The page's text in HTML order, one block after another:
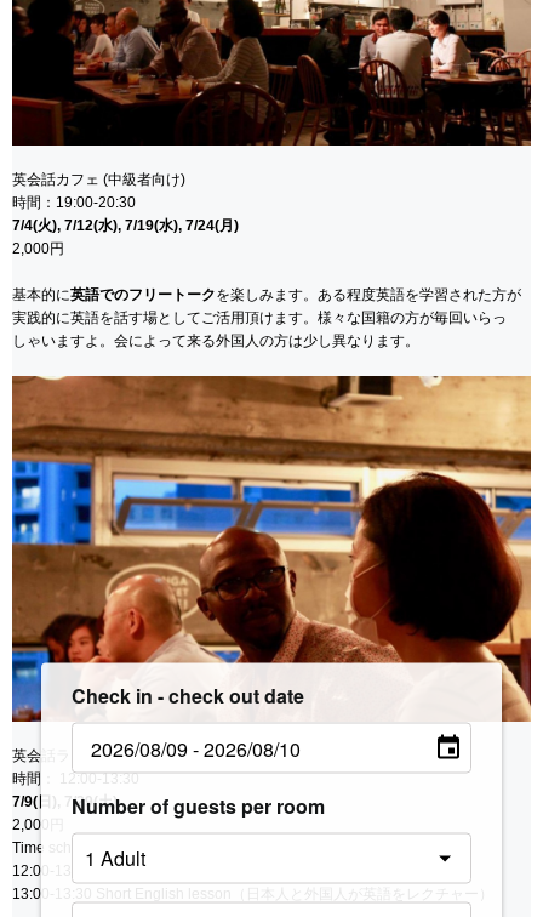
英会話カフェ (中級者向け)
時間：19:00-20:30
7/4(火), 7/12(水), 7/19(水), 7/24(月)
2,000円
基本的に英語でのフリートークを楽しみます。ある程度英語を学習された方が
実践的に英語を話す場としてご活用頂けます。様々な国籍の方が毎回いらっ
しゃいますよ。会によって来る外国人の方は少し異なります。
英会話ランチ
時間： 12:00-13:30
7/9(日), 7/29(土)
2,000円
Time schedule:
12:00-13:00 Lunch
13:00-13:30 Short English lesson（日本人と外国人が英語をレクチャー）
Check in - check out date
Number of guests per room